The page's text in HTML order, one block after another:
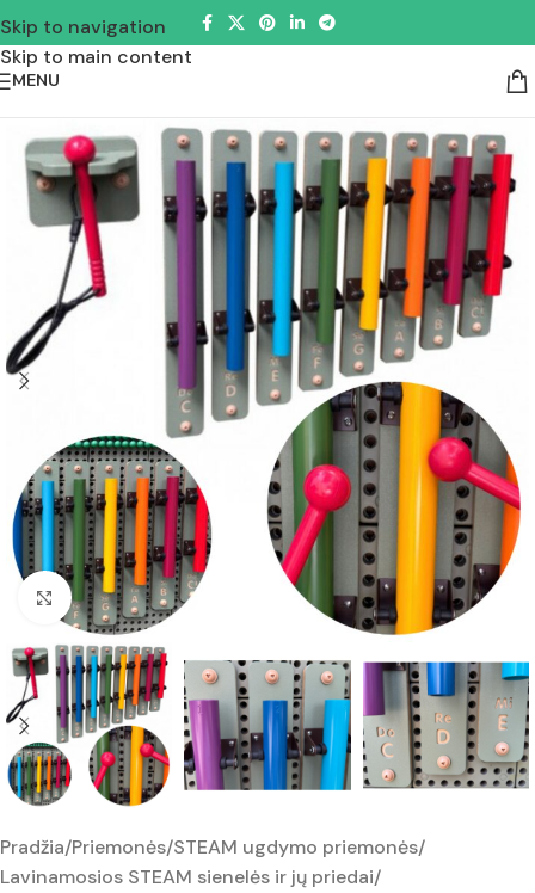
Skip to navigation
Skip to main content
MENU
Padidinti nuotrauką
Pradžia/Priemonės/STEAM ugdymo priemonės/
Lavinamosios STEAM sienelės ir jų priedai/